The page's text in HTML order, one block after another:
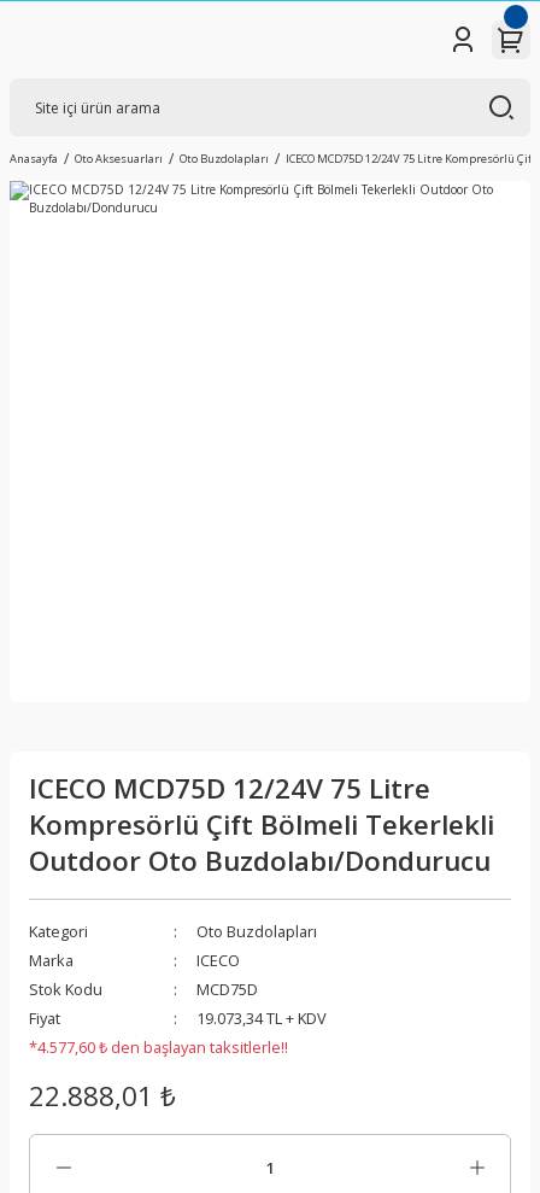
Anasayfa Oto Aksesuarları Oto Buzdolapları ICECO MCD75D 12/24V 75 Litre Kompresörlü
ICECO MCD75D 12/24V 75 Litre
Kompresörlü Çift Bölmeli Tekerlekli
Outdoor Oto Buzdolabı/Dondurucu
Kategori
Oto Buzdolapları
Marka
ICECO
Stok Kodu
MCD75D
Fiyat
19.073,34 TL + KDV
*4.577,60 ₺ den başlayan taksitlerle!!
22.888,01 ₺